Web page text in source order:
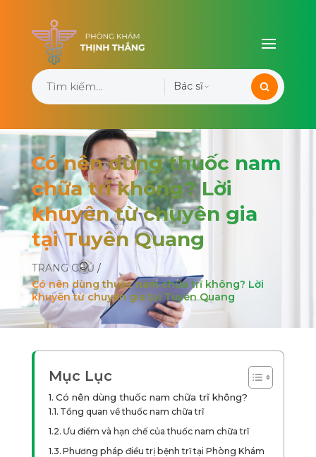
Bác sĩ
Có nên dùng thuốc nam
chữa trĩ không? Lời
khuyên từ chuyên gia
tại Tuyên Quang
TRANG CHỦ /
Có nên dùng thuốc nam chữa trĩ không? Lời
khuyên từ chuyên gia tại Tuyên Quang
Mục Lục
Có nên dùng thuốc nam chữa trĩ không?
Tổng quan về thuốc nam chữa trĩ
Ưu điểm và hạn chế của thuốc nam chữa trĩ
Phương pháp điều trị bệnh trĩ tại Phòng Khám